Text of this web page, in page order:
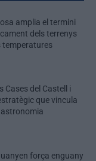
amplia el termini
dels terrenys
temperatures
Cases del Castell i
que vincula
força enguany